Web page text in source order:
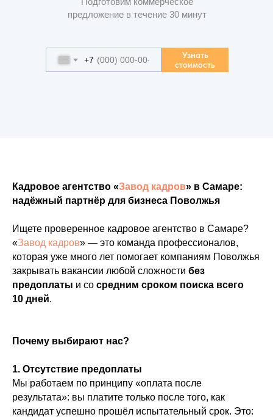
предложение в течение 30 минут
+7
Узнать
стоимость
Кадровое агентство «Завод кадров» в Самаре:
надёжный партнёр для бизнеса Поволжья
Ищете проверенное кадровое агентство в Самаре?
«Завод кадров» — это команда профессионалов,
которая уже много лет помогает компаниям Поволжья
закрывать вакансии любой сложности без
предоплаты и со средним сроком поиска всего
10 дней.
Почему выбирают нас?
1. Отсутствие предоплаты
Мы работаем по принципу «оплата после
результата»: вы платите только после того, как
кандидат успешно прошёл испытательный срок. Это: